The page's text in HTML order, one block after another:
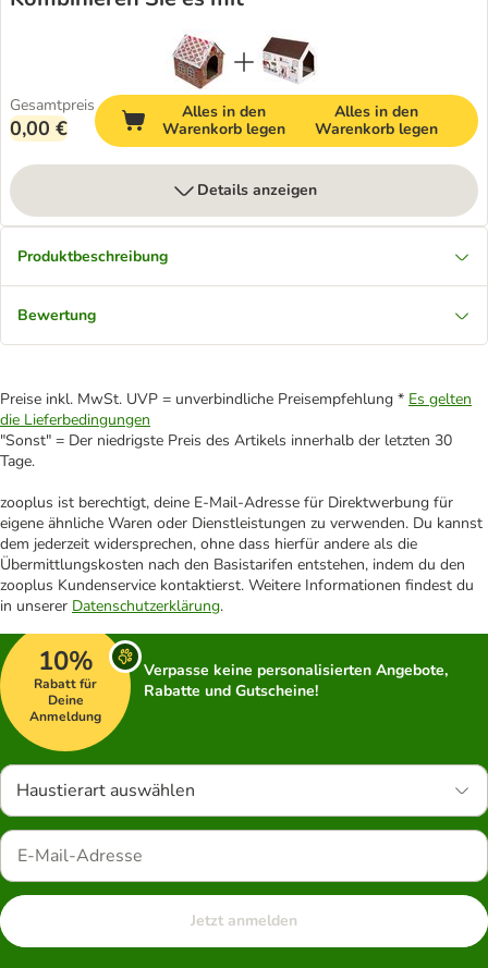
Gesamtpreis
0,00 €
Alles in den
Warenkorb legen
Alles in den
Warenkorb legen
Details anzeigen
Produktbeschreibung
Bewertung
Preise inkl. MwSt. UVP = unverbindliche Preisempfehlung * Es gelten
die Lieferbedingungen
"Sonst" = Der niedrigste Preis des Artikels innerhalb der letzten 30
Tage.
zooplus ist berechtigt, deine E-Mail-Adresse für Direktwerbung für
eigene ähnliche Waren oder Dienstleistungen zu verwenden. Du kannst
dem jederzeit widersprechen, ohne dass hierfür andere als die
Übermittlungskosten nach den Basistarifen entstehen, indem du den
zooplus Kundenservice kontaktierst. Weitere Informationen findest du
in unserer Datenschutzerklärung.
10%
Rabatt für
Deine
Anmeldung
Verpasse keine personalisierten Angebote,
Rabatte und Gutscheine!
Haustierart auswählen
Jetzt anmelden